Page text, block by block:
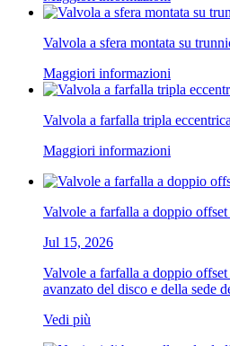
Valvola a sfera montata su
Maggiori informazioni
Valvola a farfalla tripla eccentrica
Maggiori informazioni
Valvole a farfalla a doppio offset
Jul 15, 2026
Valvole a farfalla a doppio
avanzato del disco e della sede
Vedi più